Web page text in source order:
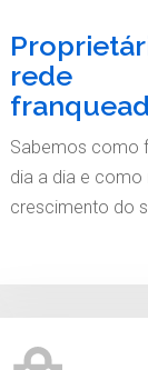
rede
Sabemos como
dia a dia e como
crescimento do